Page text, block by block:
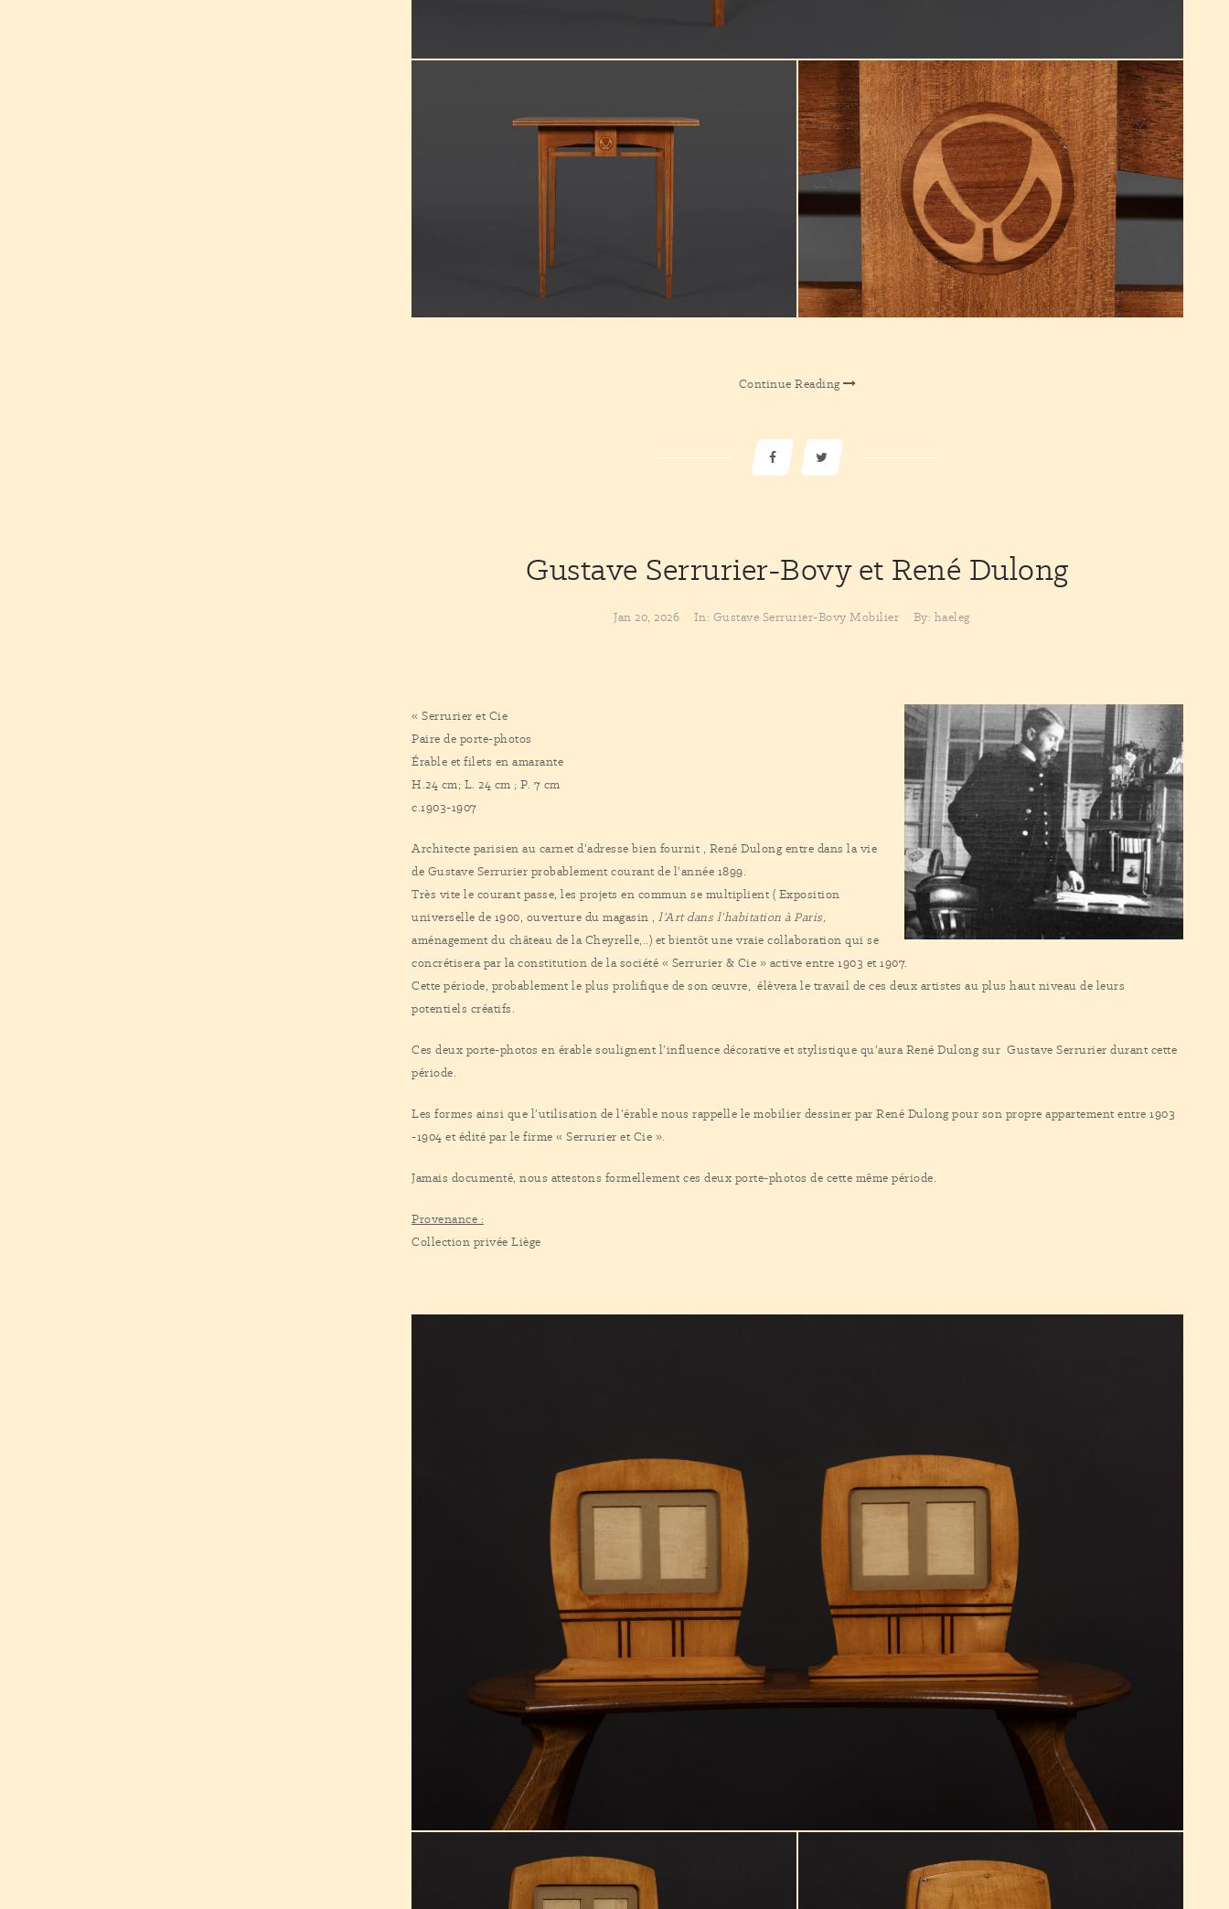
Continue Reading
Gustave Serrurier-Bovyet René Dulong
Jan 20, 2026 In: Gustave Serrurier-Bovy Mobilier By: haeleg
« Serrurier et Cie
Paire de porte-photos
Érable et filets en amarante
H.24 cm; L. 24 cm ; P. 7 cm
c.1903-1907
Architecte parisien au carnet d’adresse bien fournit , René Dulong entre dans la vie
de Gustave Serrurier probablement courant de l’année 1899.
Très vite le courant passe, les projets en commun se multiplient ( Exposition
universelle de 1900, ouverture du magasin , l’Art dans l’habitation à Paris,
aménagement du château de la Cheyrelle,..) et bientôt une vraie collaboration qui se
concrétisera par la constitution de la société « Serrurier & Cie » active entre 1903 et 1907.
Cette période, probablement le plus prolifique de son œuvre, élèvera le travail de ces deux artistes au plus haut niveau de leurs
potentiels créatifs.
Ces deux porte-photos en érable soulignent l’influence décorative et stylistique qu’aura René Dulong sur Gustave Serrurier durant cette
période.
Les formes ainsi que l’utilisation de l’érable nous rappelle le mobilier dessiner par René Dulong pour son propre appartement entre 1903
-1904 et édité par le firme « Serrurier et Cie ».
Jamais documenté, nous attestons formellement ces deux porte-photos de cette même période.
Provenance :
Collection privée Liège